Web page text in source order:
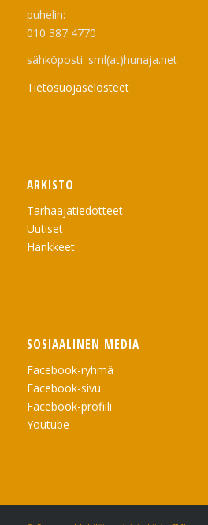
puhelin:
010 387 4770
sähköposti: sml(at)hunaja.net
Tietosuojaselosteet
ARKISTO
Tarhaajatiedotteet
Uutiset
Hankkeet
SOSIAALINEN MEDIA
Facebook-ryhmä
Facebook-sivu
Facebook-profiili
Youtube